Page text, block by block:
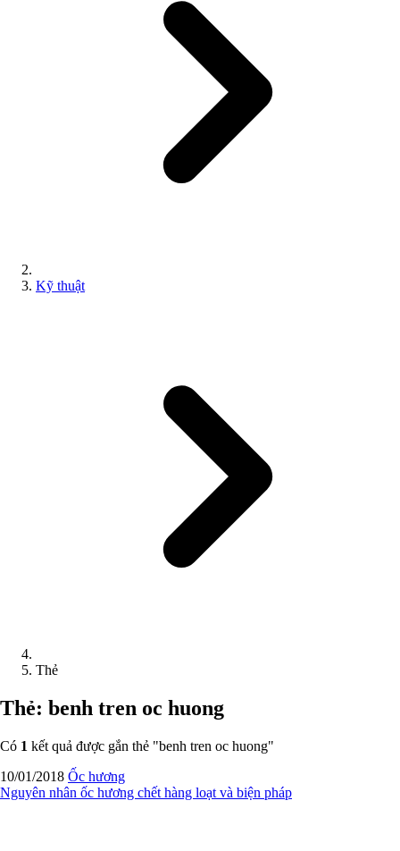
Kỹ thuật
Thẻ
Thẻ: benh tren oc huong
Có 1 kết quả được gắn thẻ "benh tren oc huong"
10/01/2018 Ốc hương
Nguyên nhân ốc hương chết hàng loạt và biện pháp